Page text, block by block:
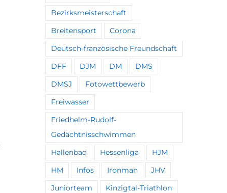
Bezirksmeisterschaft
Breitensport Corona
Deutsch-französische Freundschaft
DFF DJM DM DMS
DMSJ Fotowettbewerb
Freiwasser
Friedhelm-Rudolf-
Gedächtnisschwimmen
Hallenbad Hessenliga HJM
HM Infos Ironman JHV
Juniorteam Kinzigtal-Triathlon